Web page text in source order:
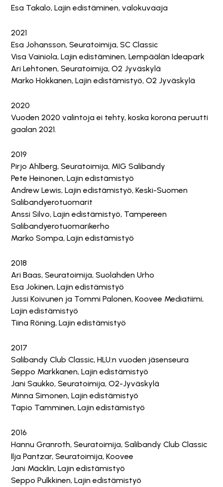
Esa Takalo, Lajin edistäminen, valokuvaaja
2021
Esa Johansson, Seuratoimija, SC Classic
Visa Vainiola, Lajin edistäminen, Lempäälän Ideapark
Ari Lehtonen, Seuratoimija, O2 Jyväskylä
Marko Hokkanen, Lajin edistämistyö, O2 Jyväskylä
2020
Vuoden 2020 valintoja ei tehty, koska korona peruutti
gaalan 2021.
2019
Pirjo Ahlberg, Seuratoimija, MIG Salibandy
Pete Heinonen, Lajin edistämistyö
Andrew Lewis, Lajin edistämistyö, Keski-Suomen
Salibandyerotuomarit
Anssi Silvo, Lajin edistämistyö, Tampereen
Salibandyerotuomarikerho
Marko Sompa, Lajin edistämistyö
2018
Ari Baas, Seuratoimija, Suolahden Urho
Esa Jokinen, Lajin edistämistyö
Jussi Koivunen ja Tommi Palonen, Koovee Mediatiimi,
Lajin edistämistyö
Tiina Röning, Lajin edistämistyö
2017
Salibandy Club Classic, HLU:n vuoden jäsenseura
Seppo Markkanen, Lajin edistämistyö
Jani Saukko, Seuratoimija, O2-Jyväskylä
Minna Simonen, Lajin edistämistyö
Tapio Tamminen, Lajin edistämistyö
2016
Hannu Granroth, Seuratoimija, Salibandy Club Classic
Ilja Pantzar, Seuratoimija, Koovee
Jani Mäcklin, Lajin edistämistyö
Seppo Pulkkinen, Lajin edistämistyö